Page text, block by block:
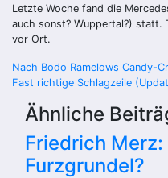
Letzte Woche fand die
auch sonst? Wuppertal?) statt.
vor Ort.
Nach Bodo Ramelows Candy-
Fast richtige Schlagzeile
Ähnliche
Friedrich
Furzgrundel?